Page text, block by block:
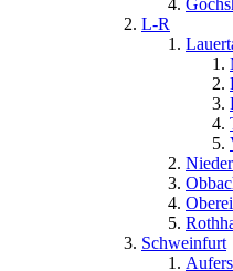
L-R
Schweinfurt